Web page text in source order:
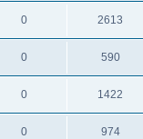
0 2613
0 590
0 1422
0 974